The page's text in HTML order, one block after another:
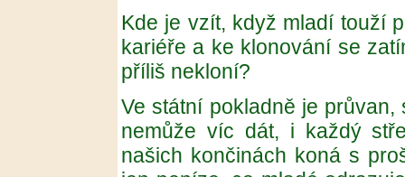
Kde je vzít, když mladí touží
kariéře a ke klonování se
příliš nekloní?
Ve státní pokladně je
nemůže víc dát, i každý
našich končinách koná s